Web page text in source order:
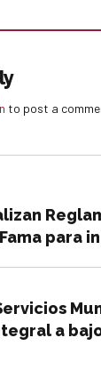
to post a
para
a